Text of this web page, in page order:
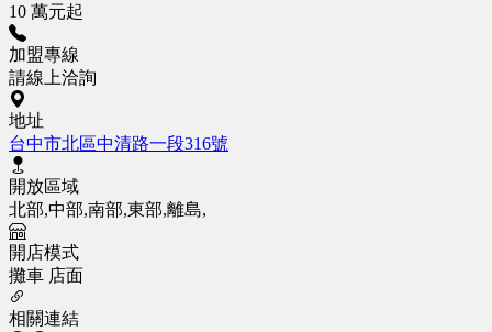
10 萬元起
加盟專線
請線上洽詢
地址
台中市北區中清路一段316號
開放區域
北部,中部,南部,東部,離島,
開店模式
攤車 店面
相關連結